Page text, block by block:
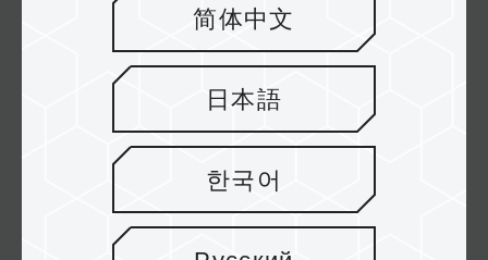
2016
PD700 External SSD wurde mit dem
Taiwan Excellence Award 2016
ausgezeichnet.
MoStash wurde mit den COMPUTEX
d&i awards 2016 ausgezeichnet.
简体中文
日本語
한국어